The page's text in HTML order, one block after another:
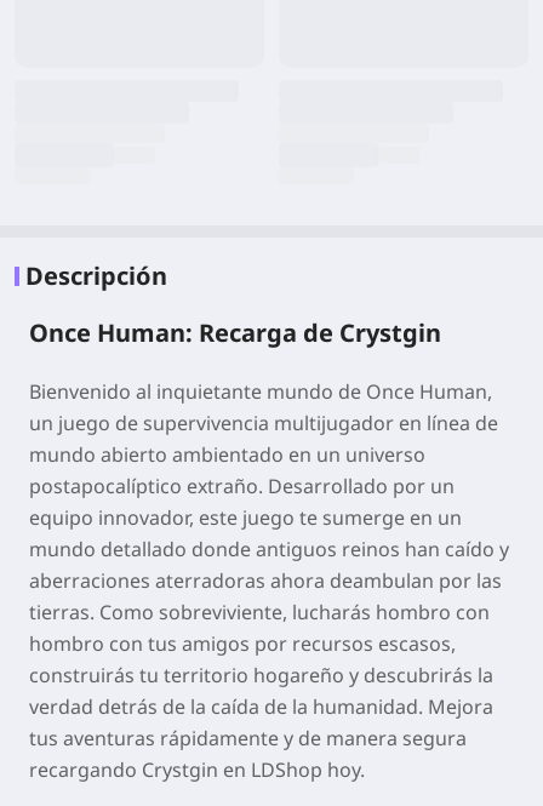
Descripción
Once Human: Recarga de Crystgin
Bienvenido al inquietante mundo de Once Human,
un juego de supervivencia multijugador en línea de
mundo abierto ambientado en un universo
postapocalíptico extraño. Desarrollado por un
equipo innovador, este juego te sumerge en un
mundo detallado donde antiguos reinos han caído y
aberraciones aterradoras ahora deambulan por las
tierras. Como sobreviviente, lucharás hombro con
hombro con tus amigos por recursos escasos,
construirás tu territorio hogareño y descubrirás la
verdad detrás de la caída de la humanidad. Mejora
tus aventuras rápidamente y de manera segura
recargando Crystgin en LDShop hoy.